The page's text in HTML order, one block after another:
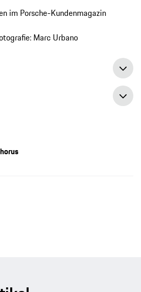
im Porsche-Kundenmagazin
Marc Urbano